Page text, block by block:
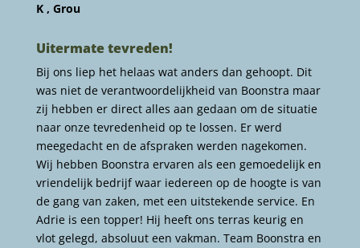
K , Grou
Uitermate tevreden!
Bij ons liep het helaas wat anders dan gehoopt. Dit
was niet de verantwoordelijkheid van Boonstra maar
zij hebben er direct alles aan gedaan om de situatie
naar onze tevredenheid op te lossen. Er werd
meegedacht en de afspraken werden nagekomen.
Wij hebben Boonstra ervaren als een gemoedelijk en
vriendelijk bedrijf waar iedereen op de hoogte is van
de gang van zaken, met een uitstekende service. En
Adrie is een topper! Hij heeft ons terras keurig en
vlot gelegd, absoluut een vakman. Team Boonstra en